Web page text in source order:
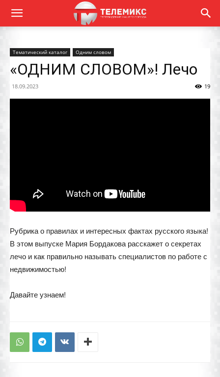
Тематический каталог Одним словом
«ОДНИМ СЛОВОМ»! Лечо
18.09.2023 19
Рубрика о правилах и интересных фактах русского языка!
В этом выпуске Мария Бордакова расскажет о секретах
лечо и как правильно называть специалистов по работе с
недвижимостью!
Давайте узнаем!